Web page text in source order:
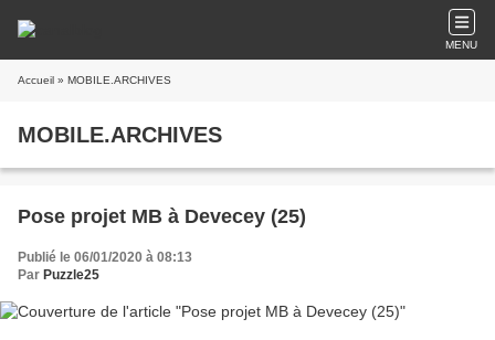
MENU
Accueil » MOBILE.ARCHIVES
MOBILE.ARCHIVES
Pose projet MB à Devecey (25)
Publié le 06/01/2020 à 08:13
Par Puzzle25